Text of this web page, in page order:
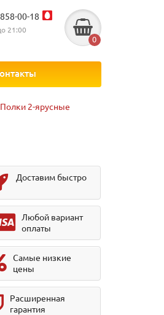
00-18
21:00
0
Полки 2-ярусные
Доставим быстро
Любой вариант
оплаты
Самые низкие
цены
Расширенная
гарантия